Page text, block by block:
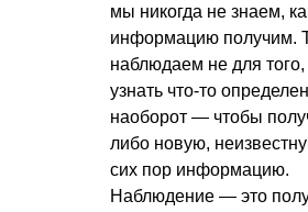
мы никогда не знаем,
информацию получим.
наблюдаем не для
узнать что-то
наоборот — чтобы
либо новую,
сих пор информацию.
Наблюдение — это